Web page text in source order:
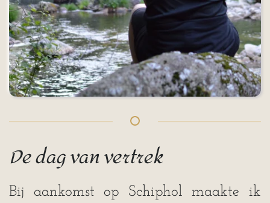
De dag van vertrek
Bij aankomst op Schiphol maakte ik